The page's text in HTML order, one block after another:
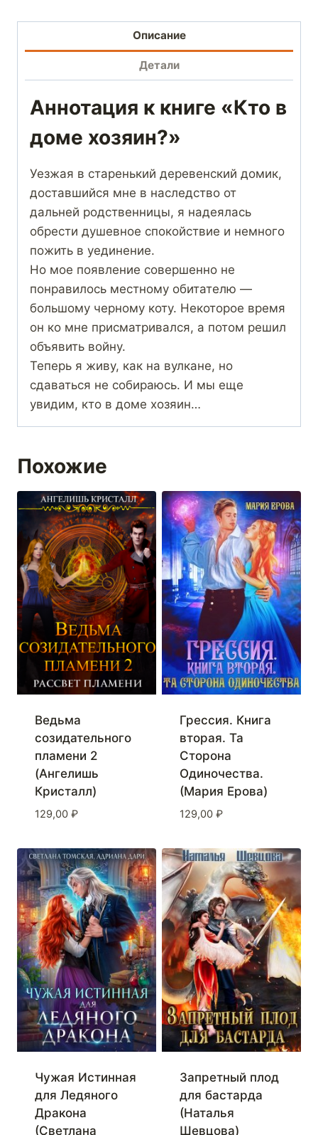
Описание
Детали
Аннотация к книге «Кто в
доме хозяин?»
Уезжая в старенький деревенский домик,
доставшийся мне в наследство от
дальней родственницы, я надеялась
обрести душевное спокойствие и немного
пожить в уединение.
Но мое появление совершенно не
понравилось местному обитателю —
большому черному коту. Некоторое время
он ко мне присматривался, а потом решил
объявить войну.
Теперь я живу, как на вулкане, но
сдаваться не собираюсь. И мы еще
увидим, кто в доме хозяин…
Похожие
Ведьма
созидательного
пламени 2
(Ангелишь
Кристалл)
129,00 ₽
Грессия. Книга
вторая. Та
Сторона
Одиночества.
(Мария Ерова)
129,00 ₽
Чужая Истинная
для Ледяного
Дракона
(Светлана
Запретный плод
для бастарда
(Наталья
Шевцова)